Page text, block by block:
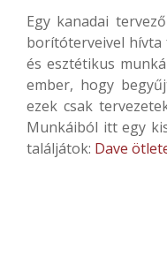
Egy kanadai
borítóterveivel hívta
és esztétikus
ember, hogy
ezek csak
Munkáiból itt egy
találjátok: Dave